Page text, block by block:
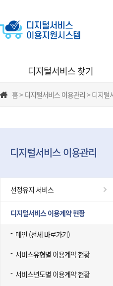
디지털서비스 찾기
홈 > 디지털서비스 이용관리 > 디지
디지털서비스 이용관리
선정유지 서비스
디지털서비스 이용계약 현황
메인 (전체 바로가기)
서비스유형별 이용계약 현황
서비스년도별 이용계약 현황